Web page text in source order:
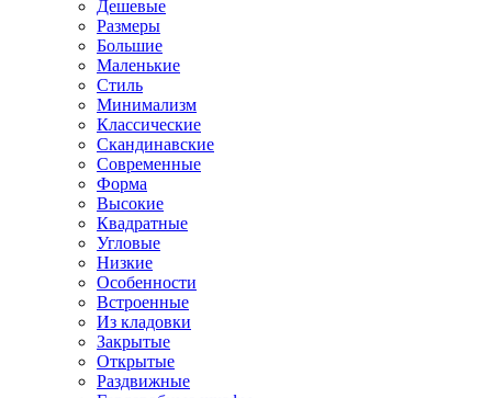
Дешевые
Размеры
Большие
Маленькие
Стиль
Минимализм
Классические
Скандинавские
Современные
Форма
Высокие
Квадратные
Угловые
Низкие
Особенности
Встроенные
Из кладовки
Закрытые
Открытые
Раздвижные